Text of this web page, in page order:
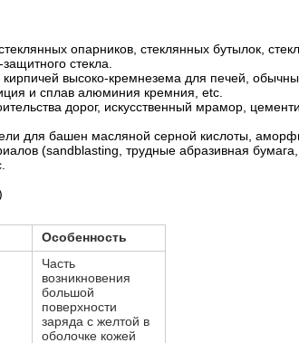
опарников, стеклянных бутылок,
стекла.
высоко-кремнезема для печей,
и сплав алюминия кремния, etc.
дорог, искусственный мрамор,
для башен масляной серной кислоты,
(sandblasting, трудные абразивная
Особенность
Часть
возникновения
большой
поверхности
заряда с желтой в
оболочке кожей